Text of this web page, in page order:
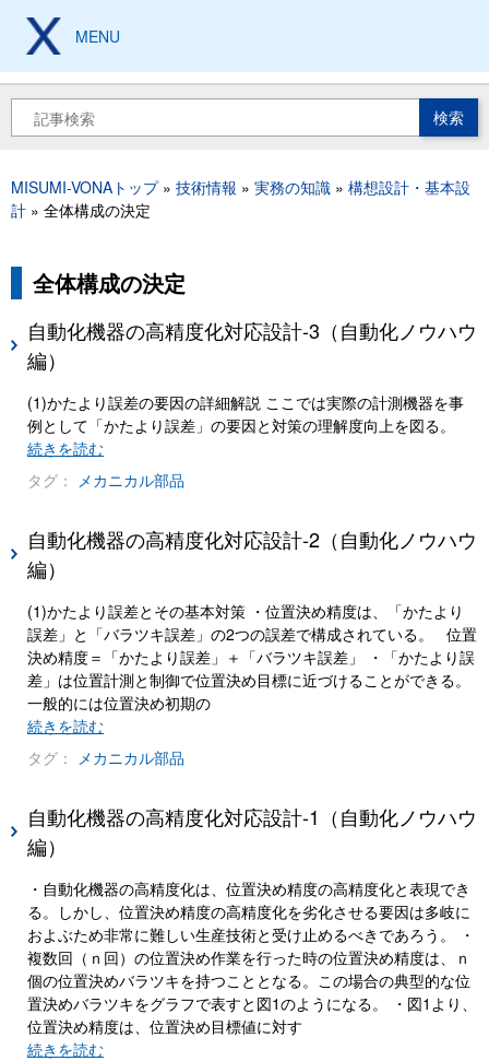
コ
ン
に
移
索
パ
ン
ず
MISUMI-VONAトップ 技術情報 実務の知識
構想設計・基本設
計
全体構成の決定
全体構成の決定
自動化機器の高精度化対応設計-3（自動化ノウハウ
編）
(1)かたより誤差の要因の詳細解説 ここでは実際の計測機器を事
例として「かたより誤差」の要因と対策の理解度向上を図る。
続きを読む
タグ： メカニカル部品
自動化機器の高精度化対応設計-2（自動化ノウハウ
編）
(1)かたより誤差とその基本対策 ・位置決め精度は、「かたより
誤差」と「バラツキ誤差」の2つの誤差で構成されている。 位置
決め精度＝「かたより誤差」＋「バラツキ誤差」 ・「かたより誤
差」は位置計測と制御で位置決め目標に近づけることができる。
一般的には位置決め初期の
続きを読む
タグ： メカニカル部品
自動化機器の高精度化対応設計-1（自動化ノウハウ
編）
・自動化機器の高精度化は、位置決め精度の高精度化と表現でき
る。しかし、位置決め精度の高精度化を劣化させる要因は多岐に
およぶため非常に難しい生産技術と受け止めるべきであろう。 ・
複数回（ｎ回）の位置決め作業を行った時の位置決め精度は、ｎ
個の位置決めバラツキを持つこととなる。この場合の典型的な位
置決めバラツキをグラフで表すと図1のようになる。 ・図1より、
位置決め精度は、位置決め目標値に対す
続きを読む
MENU